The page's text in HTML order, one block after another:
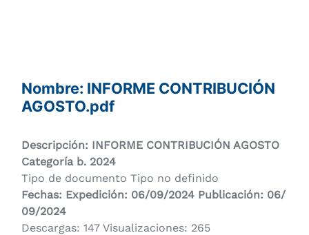
Nombre: INFORME CONTRIBUCIÓN
AGOSTO.pdf
Descripción: INFORME CONTRIBUCIÓN AGOSTO
Categoría b. 2024
Tipo de documento Tipo no definido
Fechas: Expedición: 06/09/2024 Publicación: 06/
09/2024
Descargas: 147 Visualizaciones: 265